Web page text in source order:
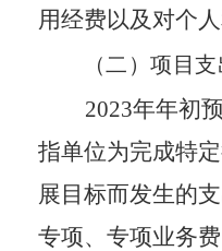
用经费以及对个
（二）项目支
2023年年初
指单位为完成特
展目标而发生的
专项、专项业务